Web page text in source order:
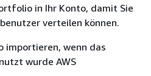
in Ihr Konto, damit Sie
verteilen können.
importieren, wenn das
wurde AWS